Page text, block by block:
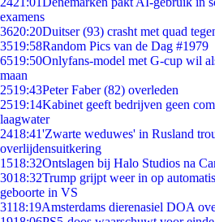
examens
3620:20Duitser (93) crasht met quad
3519:58Random Pics van de Dag #1979
6519:50Onlyfans-model met G-cup wil
maan
2519:43Peter Faber (82) overleden
2519:14Kabinet geeft bedrijven geen
laagwater
2418:41'Zwarte weduwes' in Rusland
overlijdensuitkering
1518:32Ontslagen bij Halo Studios na
3018:32Trump grijpt weer in op
geboorte in VS
3118:19Amsterdams dierenasiel DOA